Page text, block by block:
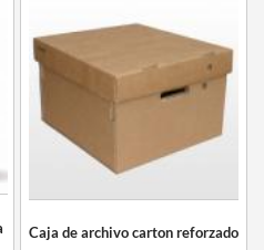
Caja de archivo carton reforzado